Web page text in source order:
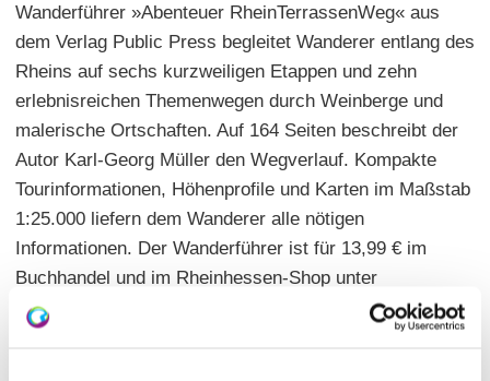
Wanderführer »Abenteuer RheinTerrassenWeg« aus
dem Verlag Public Press begleitet Wanderer entlang des
Rheins auf sechs kurzweiligen Etappen und zehn
erlebnisreichen Themenwegen durch Weinberge und
malerische Ortschaften. Auf 164 Seiten beschreibt der
Autor Karl-Georg Müller den Wegverlauf. Kompakte
Tourinformationen, Höhenprofile und Karten im Maßstab
1:25.000 liefern dem Wanderer alle nötigen
Informationen. Der Wanderführer ist für 13,99 € im
Buchhandel und im Rheinhessen-Shop unter
www.shop.rheinhessen.de erhältlich.